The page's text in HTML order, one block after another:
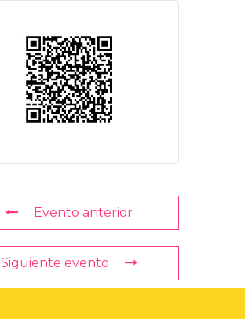
Evento anterior
Siguiente evento